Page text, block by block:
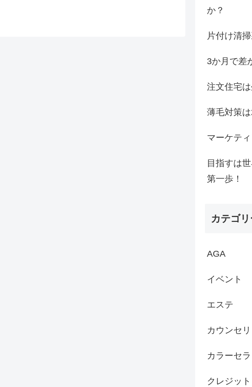
か？
片付け清
3か月で差
注文住宅
薄毛対策
マーケテ
目指すは
第一歩！
カテゴリ
AGA
イベント
エステ
カウンセ
カラーセ
クレジット